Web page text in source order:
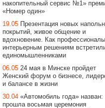
накопительный сервис №1»
«Номер один»
19.05 Презентация новых
покрытий, живое общение и
вдохновение. Как
интерьерным решениям
единомышленниками
06.05 24 мая в Минске пройдет
Женский форум о бизнесе,
и балансе в жизни
30.04 «Автомобиль года» назван:
прошла восьмая церемония